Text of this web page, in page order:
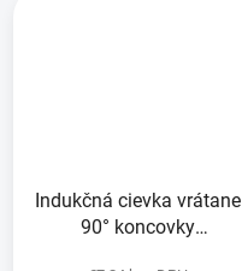
Indukčná cievka vrátane
90° koncovky